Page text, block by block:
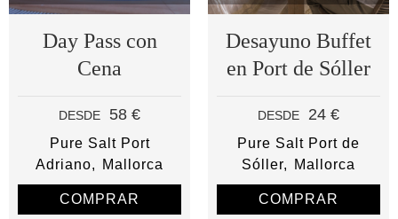
Day Pass con
Cena
DESDE 58 €
Pure Salt Port
Adriano
Mallorca
COMPRAR
Desayuno Buffet
en Port de Sóller
DESDE 24 €
Pure Salt Port de
Sóller
Mallorca
COMPRAR